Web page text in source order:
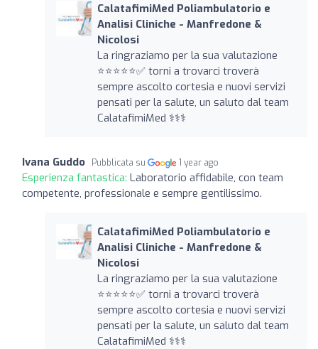
CalatafimiMed Poliambulatorio e
Analisi Cliniche - Manfredone &
Nicolosi
La ringraziamo per la sua valutazione
⭐️⭐️⭐️⭐️⭐️✅ torni a trovarci troverà
sempre ascolto cortesia e nuovi servizi
pensati per la salute, un saluto dal team
CalatafimiMed ‍⚕️‍⚕️‍⚕️
Ivana Guddo Pubblicata su 1 year ago
Esperienza fantastica: Laboratorio affidabile, con team
competente, professionale e sempre gentilissimo.
CalatafimiMed Poliambulatorio e
Analisi Cliniche - Manfredone &
Nicolosi
La ringraziamo per la sua valutazione
⭐️⭐️⭐️⭐️⭐️✅ torni a trovarci troverà
sempre ascolto cortesia e nuovi servizi
pensati per la salute, un saluto dal team
CalatafimiMed ‍⚕️‍⚕️‍⚕️